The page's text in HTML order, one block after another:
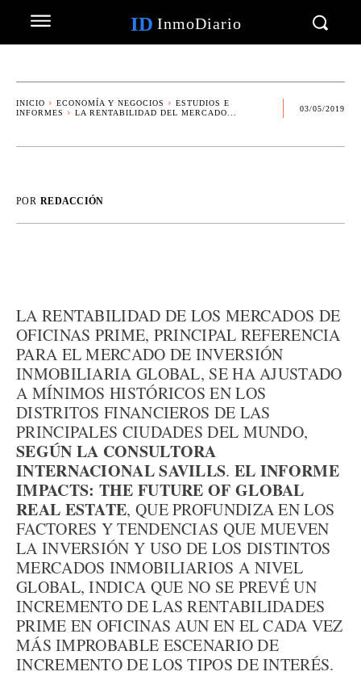
ID InmoDiario
INICIO ECONOMÍA Y NEGOCIOS
ESTUDIOS E
INFORMES
LA RENTABILIDAD DEL MERCADO...
03/05/2019
POR REDACCIÓN
LA RENTABILIDAD DE LOS MERCADOS DE
OFICINAS PRIME, PRINCIPAL REFERENCIA
PARA EL MERCADO DE INVERSIÓN
INMOBILIARIA GLOBAL, SE HA AJUSTADO
A MÍNIMOS HISTÓRICOS EN LOS
DISTRITOS FINANCIEROS DE LAS
PRINCIPALES CIUDADES DEL MUNDO,
SEGÚN LA CONSULTORA
INTERNACIONAL SAVILLS. EL INFORME
IMPACTS: THE FUTURE OF GLOBAL
REAL ESTATE, QUE PROFUNDIZA EN LOS
FACTORES Y TENDENCIAS QUE MUEVEN
LA INVERSIÓN Y USO DE LOS DISTINTOS
MERCADOS INMOBILIARIOS A NIVEL
GLOBAL, INDICA QUE NO SE PREVÉ UN
INCREMENTO DE LAS RENTABILIDADES
PRIME EN OFICINAS AUN EN EL CADA VEZ
MÁS IMPROBABLE ESCENARIO DE
INCREMENTO DE LOS TIPOS DE INTERÉS.